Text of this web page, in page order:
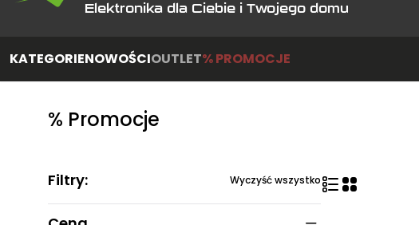
Elektronika dla Ciebie i Twojego domu
KATEGORIENOWOŚCIOUTLET% PROMOCJE
% Promocje
Filtry: Wyczyść wszystko